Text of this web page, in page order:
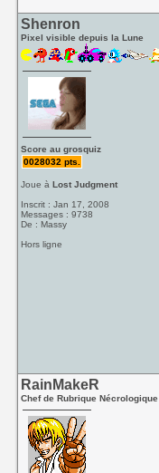
Shenron
Pixel visible depuis la Lune
Score au grosquiz
0028032 pts.
Joue àLost Judgment
Inscrit : Jan 17, 2008
Messages : 9738
De : Massy
Hors ligne
RainMakeR
Chef de Rubrique Nécrologique